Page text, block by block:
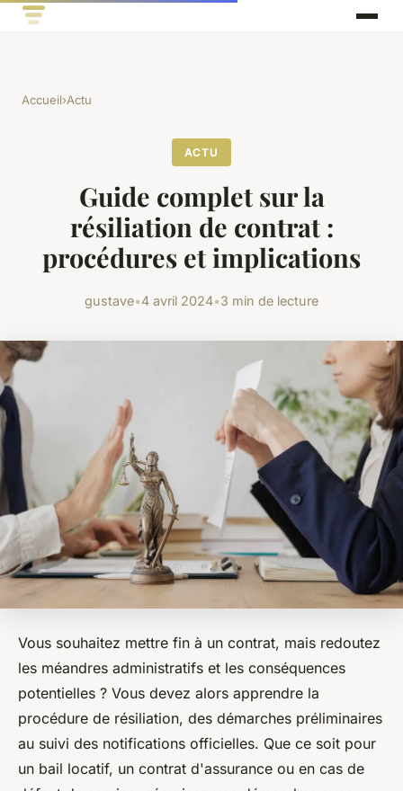
Accueil›Actu
ACTU
Guide complet sur la
résiliation de contrat :
procédures et implications
gustave•4 avril 2024•3 min de lecture
Vous souhaitez mettre fin à un contrat, mais redoutez
les méandres administratifs et les conséquences
potentielles ? Vous devez alors apprendre la
procédure de résiliation, des démarches préliminaires
au suivi des notifications officielles. Que ce soit pour
un bail locatif, un contrat d'assurance ou en cas de